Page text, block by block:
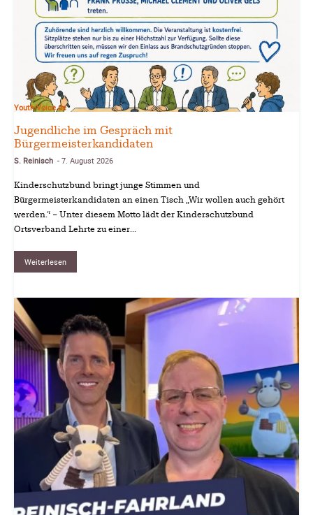
Youth-Voice.de
Jugendliche im Gespräch mit
Bürgermeisterkandidaten
S. Reinisch - 7. August 2026
Kinderschutzbund bringt junge Stimmen und
Bürgermeisterkandidaten an einen Tisch „Wir wollen auch gehört
werden.“ – Unter diesem Motto lädt der Kinderschutzbund
Ortsverband Lehrte zu einer...
Weiterlesen